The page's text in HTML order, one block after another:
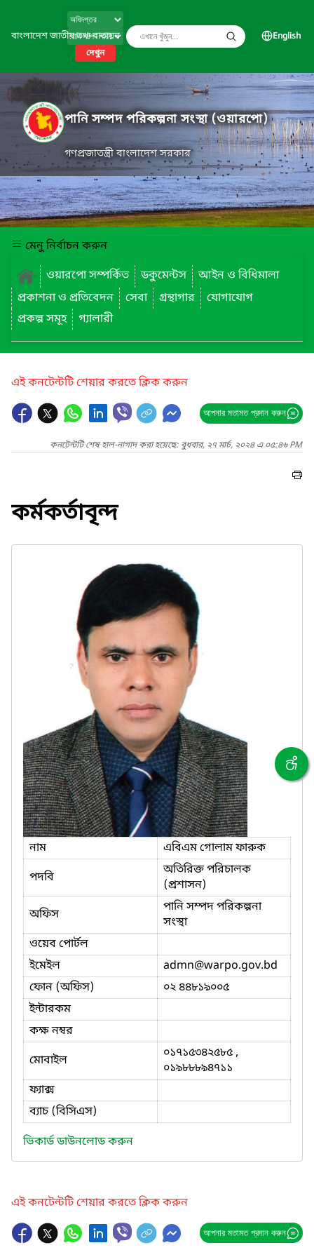
বাংলাদেশ জাতীয় তথ্য বাতায়ন
দেখুন
English
পানি সম্পদ পরিকল্পনা সংস্থা (ওয়ারপো)
গণপ্রজাতন্ত্রী বাংলাদেশ সরকার
মেনু নির্বাচন করুন
ওয়ারপো সম্পর্কিত
ডকুমেন্টস
আইন ও বিধিমালা
প্রকাশনা ও প্রতিবেদন
সেবা গ্রন্থাগার
যোগাযোগ
প্রকল্প সমূহ
গ্যালারী
এই কনটেন্টটি শেয়ার করতে ক্লিক করুন
আপনার মতামত প্রদান করুন
কনটেন্টটি শেষ হাল-নাগাদ করা হয়েছে: বুধবার, ২৭ মার্চ, ২০২৪ এ ০৫:৪৬ PM
কর্মকর্তাবৃন্দ
নাম
এবিএম গোলাম ফারুক
পদবি
অতিরিক্ত পরিচালক
(প্রশাসন)
অফিস
পানি সম্পদ পরিকল্পনা
সংস্থা
ওয়েব পোর্টল
ইমেইল
admn@warpo.gov.bd
ফোন (অফিস)
০২ ৪৪৮১৯০০৫
ইন্টারকম
কক্ষ নম্বর
মোবাইল
০১৭১৫৩৪২৫৮৫ ,
০১৯৮৮৮৯৪৭১১
ফ্যাক্স
ব্যাচ (বিসিএস)
ভিকার্ড ডাউনলোড করুন
এই কনটেন্টটি শেয়ার করতে ক্লিক করুন
আপনার মতামত প্রদান করুন